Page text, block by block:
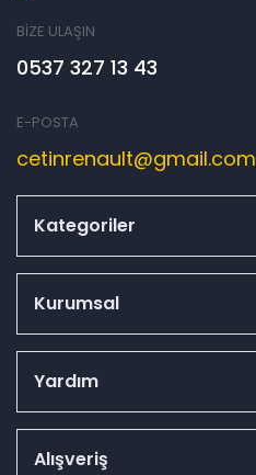
BİZE ULAŞIN
0537 327 13 43
E-POSTA
cetinrenault@gmail.com
Kategoriler
Kurumsal
Yardım
Alışveriş